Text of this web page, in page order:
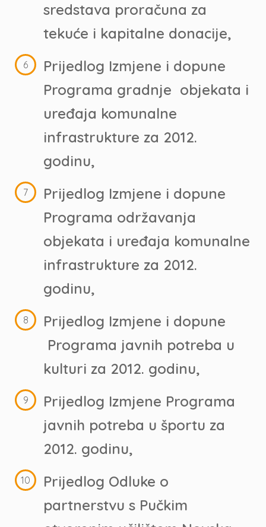
sredstava proračuna za
tekuće i kapitalne donacije,
Prijedlog Izmjene i dopune
Programa gradnje objekata i
uređaja komunalne
infrastrukture za 2012.
godinu,
Prijedlog Izmjene i dopune
Programa održavanja
objekata i uređaja komunalne
infrastrukture za 2012.
godinu,
Prijedlog Izmjene i dopune
Programa javnih potreba u
kulturi za 2012. godinu,
Prijedlog Izmjene Programa
javnih potreba u športu za
2012. godinu,
Prijedlog Odluke o
partnerstvu s Pučkim